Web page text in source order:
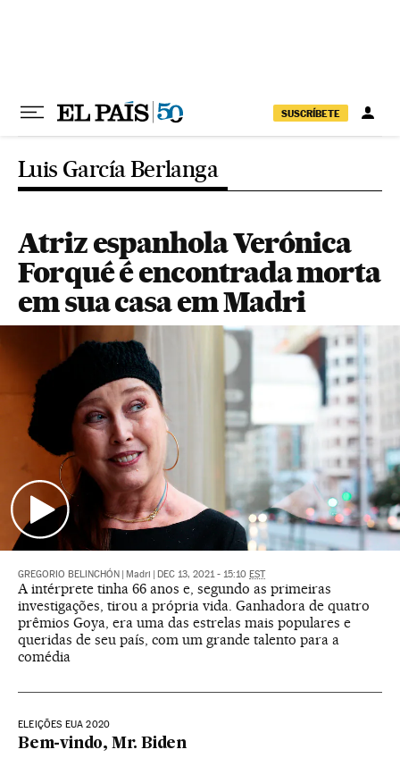
SUSCRÍBETE
Luis García Berlanga
Atriz espanhola Verónica
Forqué é encontrada morta
em sua casa em Madri
GREGORIO BELINCHÓN Madri DEC 13, 2021 - 15:10 EST
A intérprete tinha 66 anos e, segundo as primeiras
investigações, tirou a própria vida. Ganhadora de quatro
prêmios Goya, era uma das estrelas mais populares e
queridas de seu país, com um grande talento para a
comédia
ELEIÇÕES EUA 2020
Bem-vindo, Mr. Biden